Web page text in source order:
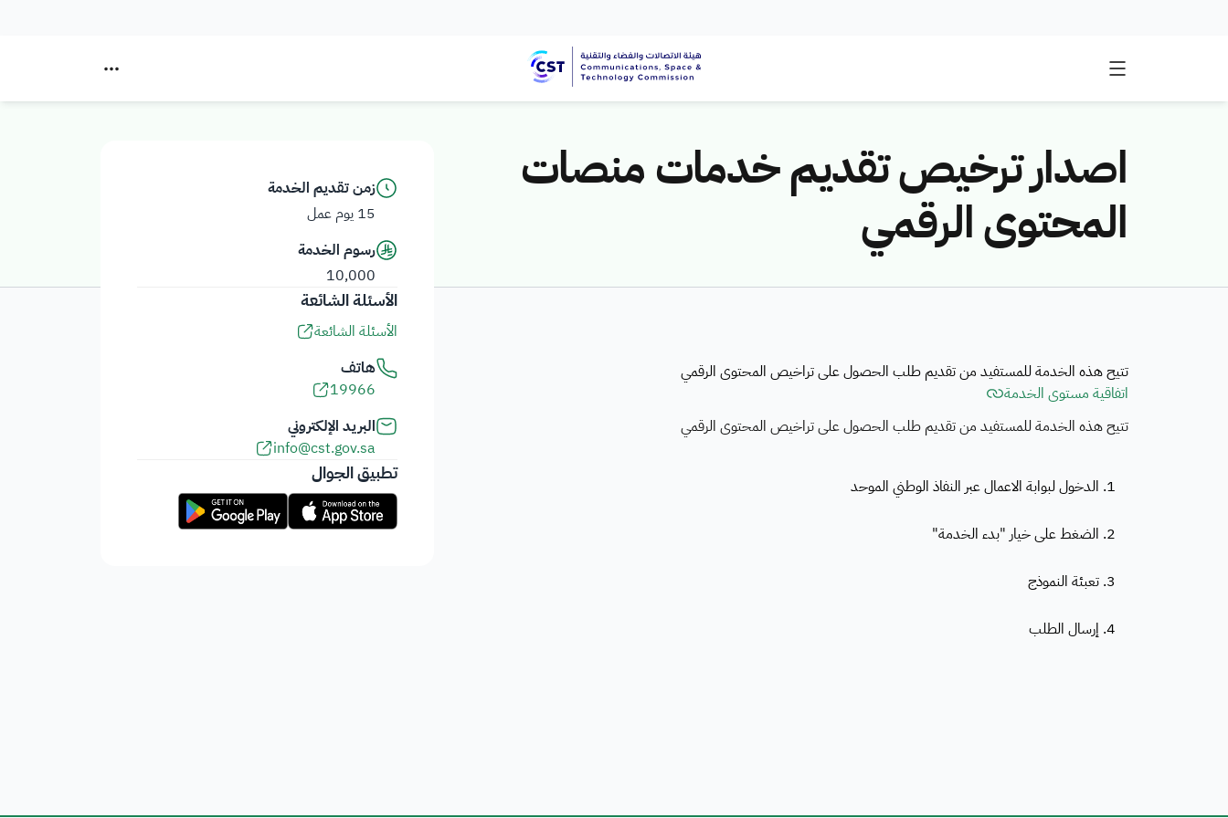
زمن تقديم الخدمة
15 يوم عمل
رسوم الخدمة
10,000
الأسئلة الشائعة
الأسئلة الشائعة
هاتف
19966
البريد الإلكتروني
info@cst.gov.sa
تطبيق الجوال
اصدار ترخيص تقديم خدمات منصات
المحتوى الرقمي
تتيح هذه الخدمة للمستفيد من تقديم طلب الحصول على تراخيص المحتوى الرقمي
اتفاقية مستوى الخدمة
تتيح هذه الخدمة للمستفيد من تقديم طلب الحصول على تراخيص المحتوى الرقمي
1. الدخول لبوابة الاعمال عبر النفاذ الوطني الموحد
2. الضغط على خيار "بدء الخدمة"
3. تعبئة النموذج
4. إرسال الطلب